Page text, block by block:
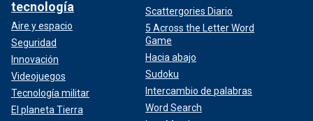
tecnología
Aire y espacio
Seguridad
Innovación
Videojuegos
Tecnología militar
El planeta Tierra
Scattergories Diario
5 Across the Letter Word
Game
Hacia abajo
Sudoku
Intercambio de palabras
Word Search